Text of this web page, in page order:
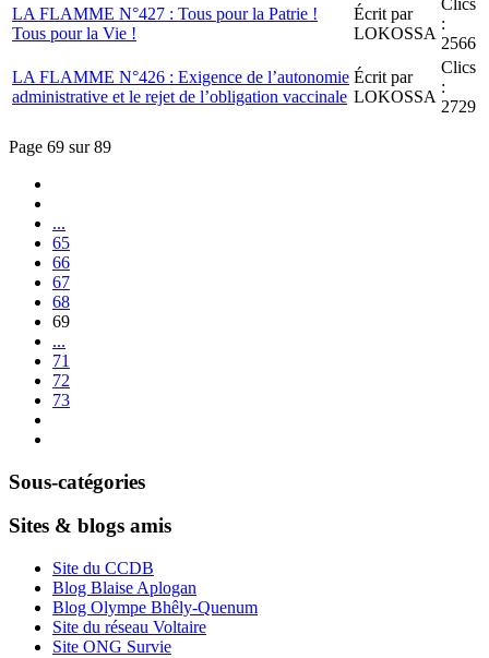
LA FLAMME N°427 : Tous pour la Patrie !
Tous pour la Vie !
Écrit par
LOKOSSA
Clics
:
2566
LA FLAMME N°426 : Exigence de l’autonomie
administrative et le rejet de l’obligation vaccinale
Écrit par
LOKOSSA
Clics
:
2729
Page 69 sur 89
...
65
66
67
68
69
...
71
72
73
Sous-catégories
Sites & blogs amis
Site du CCDB
Blog Blaise Aplogan
Blog Olympe Bhêly-Quenum
Site du réseau Voltaire
Site ONG Survie